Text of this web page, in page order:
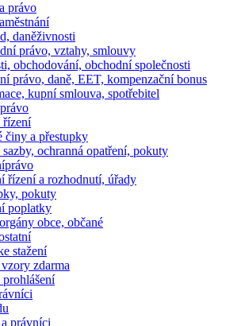
a právo
daněživnosti
právo, vztahy, smlouvy
obchodování, obchodní společnosti
právo, daně, EET, kompenzační bonus
kupní smlouva, spotřebitel
právo
řízení
činy a přestupky
sazby, ochranná opatření, pokuty
právo
řízení a rozhodnutí, úřady
pokuty
poplatky
obce, občané
stažení
zdarma
prohlášení
právníci